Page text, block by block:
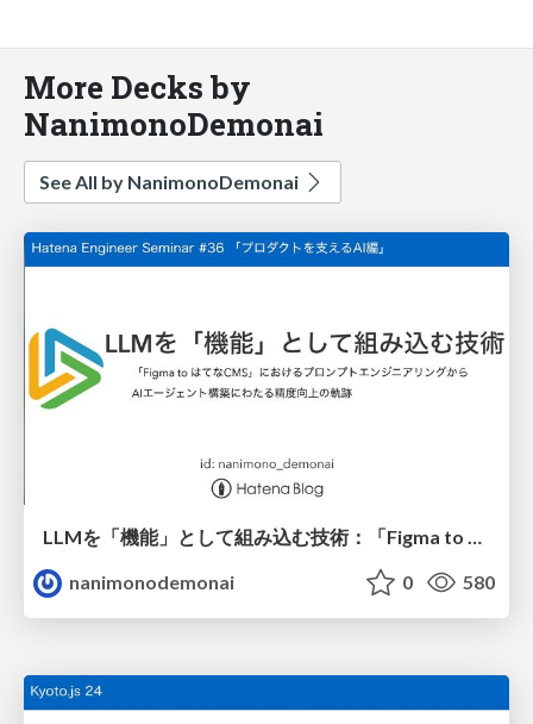
More Decks by
NanimonoDemonai
See All by NanimonoDemonai
LLMを「機能」として組み込む技術：「Figma to はてなCMS」におけるプロンプトエンジニアリングからAIエージェント構築にわたる精度向上の軌跡
nanimonodemonai
0 580